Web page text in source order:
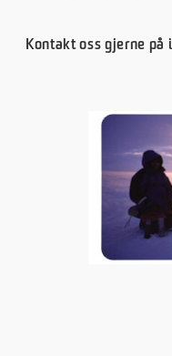
Kontakt oss gjerne på